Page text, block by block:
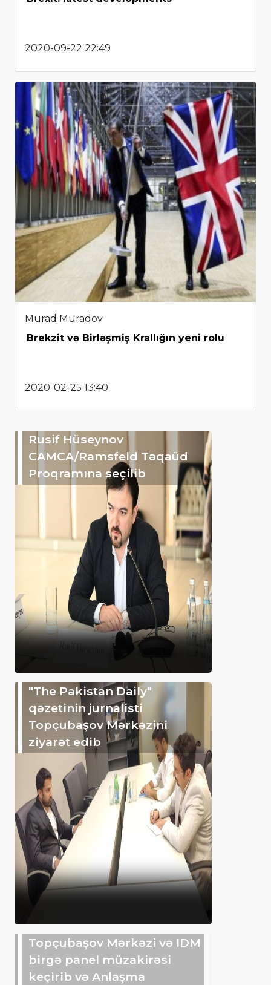
2020-09-22 22:49
Murad Muradov
Brekzit və Birləşmiş Krallığın yeni rolu
2020-02-25 13:40
Rusif Hüseynov
CAMCA/Ramsfeld Təqaüd
Proqramına seçilib
"The Pakistan Daily"
qəzetinin jurnalisti
Topçubaşov Mərkəzini
ziyarət edib
Topçubaşov Mərkəzi və IDM
birgə panel müzakirəsi
keçirib və Anlaşma